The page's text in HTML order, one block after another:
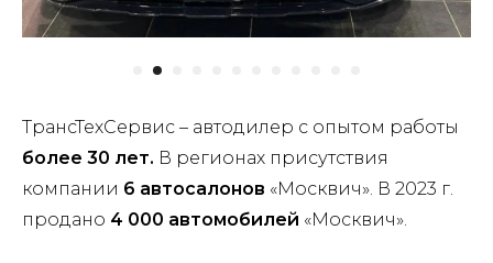
ТрансТехСервис – автодилер с опытом работы
более 30 лет. В регионах присутствия
компании 6 автосалонов «Москвич». В 2023 г.
продано 4 000 автомобилей «Москвич».